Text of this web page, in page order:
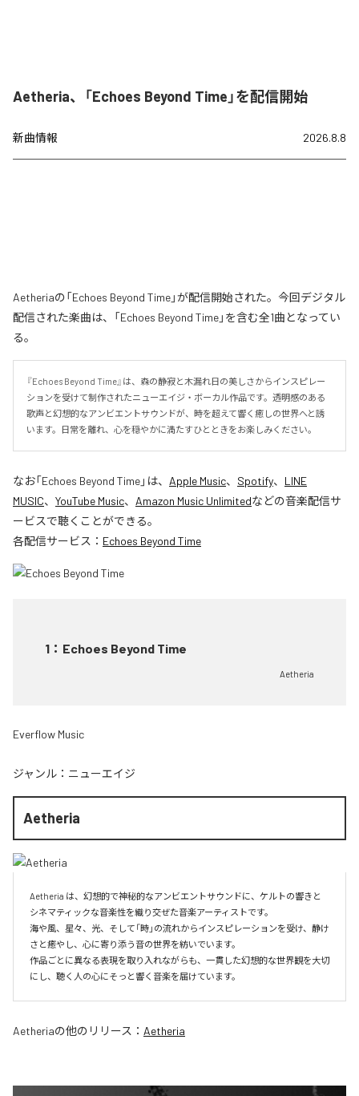
Aetheria、「Echoes Beyond Time」を配信開始
新曲情報 2026.8.8
Aetheriaの「Echoes Beyond Time」が配信開始された。今回デジタル
配信された楽曲は、「Echoes Beyond Time」を含む全1曲となってい
る。
『Echoes Beyond Time』は、森の静寂と木漏れ日の美しさからインスピレー
ションを受けて制作されたニューエイジ・ボーカル作品です。透明感のある
歌声と幻想的なアンビエントサウンドが、時を超えて響く癒しの世界へと誘
います。日常を離れ、心を穏やかに満たすひとときをお楽しみください。
なお「Echoes Beyond Time」は、 Apple Music、 Spotify、 LINE
MUSIC、 YouTube Music、 Amazon Music Unlimitedなどの音楽配信サ
ービスで聴くことができる。
各配信サービス： Echoes Beyond Time
1 ： Echoes Beyond Time
Aetheria
Everflow Music
ジャンル： ニューエイジ
Aetheria
Aetheria は、幻想的で神秘的なアンビエントサウンドに、ケルトの響きと
シネマティックな音楽性を織り交ぜた音楽アーティストです。
海や風、星々、光、そして「時」の流れからインスピレーションを受け、静け
さと癒やし、心に寄り添う音の世界を紡いでいます。
作品ごとに異なる表現を取り入れながらも、一貫した幻想的な世界観を大切
にし、聴く人の心にそっと響く音楽を届けています。
Aetheriaの他のリリース： Aetheria